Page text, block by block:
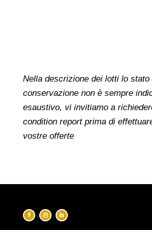
Nella descrizione dei lotti lo stato
conservazione non è sempre
esaustivo, vi invitiamo a
condition report prima di
vostre offerte